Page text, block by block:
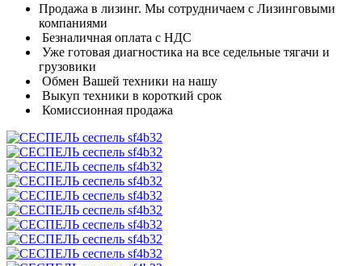
Продажа в лизинг. Мы сотрудничаем с Лизинговыми
компаниями
Безналичная оплата с НДС
Уже готовая диагностика на все седельные тягачи и
грузовики
Обмен Вашей техники на нашу
Выкуп техники в короткий срок
Комиссионная продажа